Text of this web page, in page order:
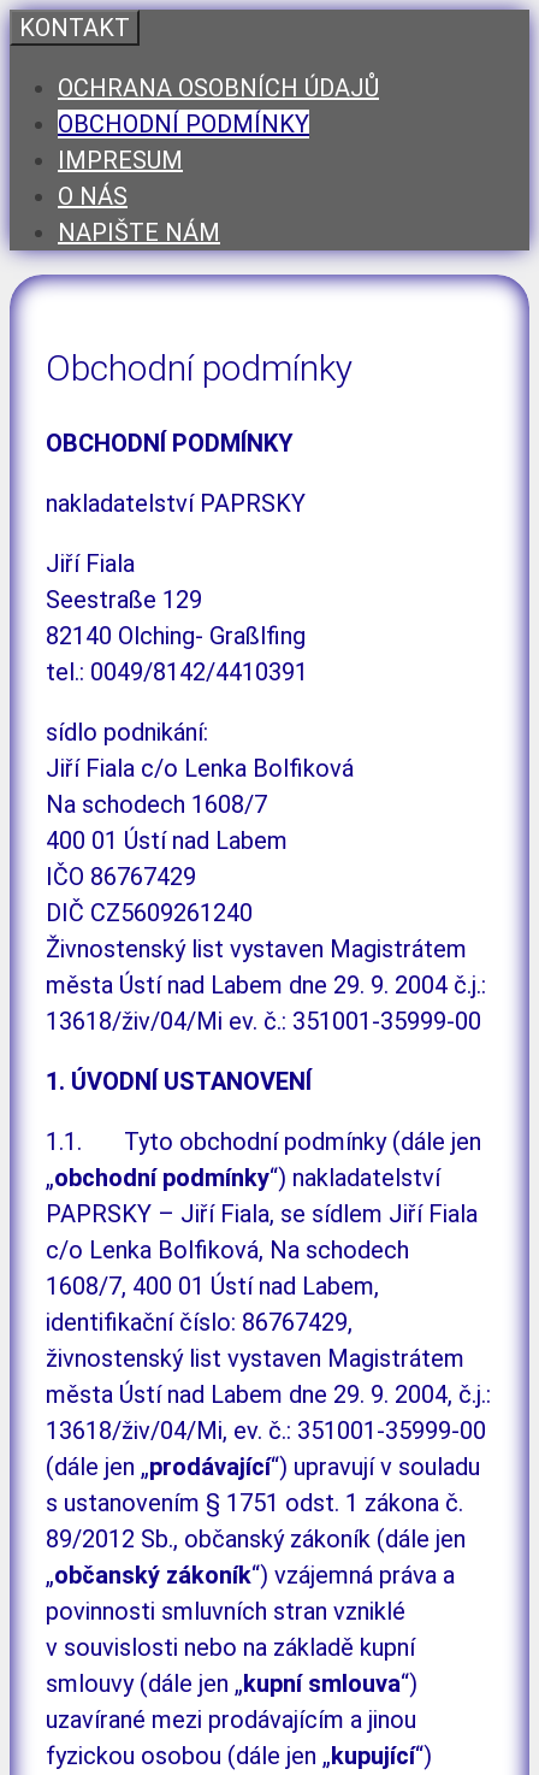
Přeskočit
obsah
KONTAKT
OCHRANA OSOBNÍCH ÚDAJŮ
OBCHODNÍ PODMÍNKY
IMPRESUM
O NÁS
NAPIŠTE NÁM
Obchodní podmínky
OBCHODNÍ PODMÍNKY
nakladatelství PAPRSKY
Jiří Fiala
Seestraße 129
82140 Olching- Graßlfing
tel.: 0049/8142/4410391
sídlo podnikání:
Jiří Fiala c/o Lenka Bolfiková
Na schodech 1608/7
400 01 Ústí nad Labem
IČO 86767429
DIČ CZ5609261240
Živnostenský list vystaven Magistrátem
města Ústí nad Labem dne 29. 9. 2004 č.j.:
13618/živ/04/Mi ev. č.: 351001-35999-00
1. ÚVODNÍ USTANOVENÍ
1.1. Tyto obchodní podmínky (dále jen
„obchodní podmínky“) nakladatelství
PAPRSKY – Jiří Fiala, se sídlem Jiří Fiala
c/o Lenka Bolfiková, Na schodech
1608/7, 400 01 Ústí nad Labem,
identifikační číslo: 86767429,
živnostenský list vystaven Magistrátem
města Ústí nad Labem dne 29. 9. 2004, č.j.:
13618/živ/04/Mi, ev. č.: 351001-35999-00
(dále jen „prodávající“) upravují v souladu
s ustanovením § 1751 odst. 1 zákona č.
89/2012 Sb., občanský zákoník (dále jen
„občanský zákoník“) vzájemná práva a
povinnosti smluvních stran vzniklé
v souvislosti nebo na základě kupní
smlouvy (dále jen „kupní smlouva“)
uzavírané mezi prodávajícím a jinou
fyzickou osobou (dále jen „kupující“)